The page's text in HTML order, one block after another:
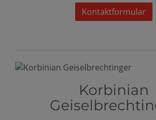
Kontaktformular
Korbinian